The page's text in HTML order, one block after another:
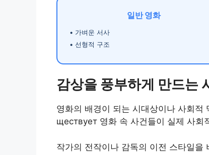
일반 영화
• 가벼운 서사
• 선형적 구조
감상을 풍부하게 만드는
영화의 배경이 되는 시대상이나 사회
ществует 영화 속 사건들이 실제 사회
작가의 전작이나 감독의 이전 스타일을